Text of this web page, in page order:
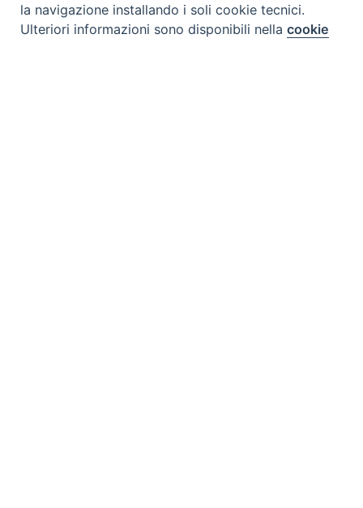
Preferenze Cookie
la navigazione installando i soli cookie tecnici.
Ulteriori informazioni sono disponibili nellacookie